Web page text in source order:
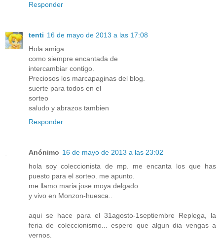
Responder
tenti 16 de mayo de 2013 a las 17:08
Hola amiga
como siempre encantada de
intercambiar contigo.
Preciosos los marcapaginas del blog.
suerte para todos en el
sorteo
saludo y abrazos tambien
Responder
Anónimo 16 de mayo de 2013 a las 23:02
hola soy coleccionista de mp. me encanta los que has
puesto para el sorteo. me apunto.
me llamo maria jose moya delgado
y vivo en Monzon-huesca..
aqui se hace para el 31agosto-1septiembre Replega, la
feria de coleccionismo... espero que algun dia vengas a
vernos.